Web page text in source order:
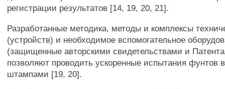
регистрации результатов [14, 19, 20, 21].
Разработанные методика, методы и комплексы
(устройств) и необходимое вспомогательное
(защищенные авторскими свидетельствами и
позволяют проводить ускоренные испытания фунтов
штампами [19, 20].